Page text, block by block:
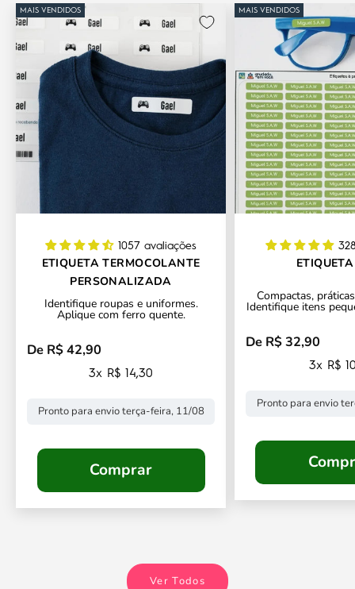
MAIS VENDIDOS
1057 avaliações
ETIQUETA TERMOCOLANTE
PERSONALIZADA
Identifique roupas e uniformes.
Aplique com ferro quente.
Preço promocional
De R$ 42,90
3x R$ 14,30
Pronto para envio terça-feira, 11/08
Comprar
MAIS VENDIDOS
Compactas,
Identifique itens
Preço promocional
De R$ 32,90
3x R$
Pronto para envio
Ver Todos